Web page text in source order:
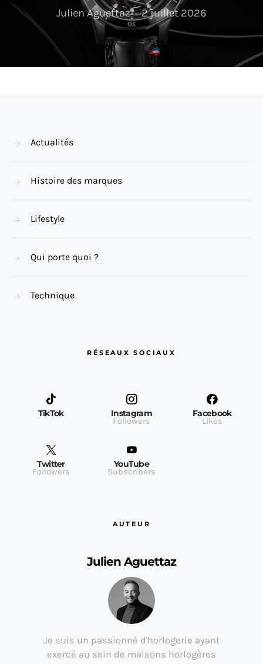
Julien Aguettaz 2 juillet 2026
Actualités
Histoire des marques
Lifestyle
Qui porte quoi ?
Technique
RÉSEAUX SOCIAUX
TikTok Instagram
Followers
Facebook
Likes
Twitter
Followers
YouTube
Subscribers
AUTEUR
Julien Aguettaz
Je suis un passionné d'horlogerie ayant
exercé au sein de maisons horlogères